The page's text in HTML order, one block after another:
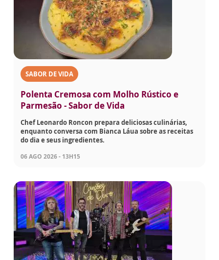
SABOR DE VIDA
Polenta Cremosa com Molho Rústico e
Parmesão - Sabor de Vida
Chef Leonardo Roncon prepara deliciosas culinárias,
enquanto conversa com Bianca Láua sobre as receitas
do dia e seus ingredientes.
06 AGO 2026 - 13H15